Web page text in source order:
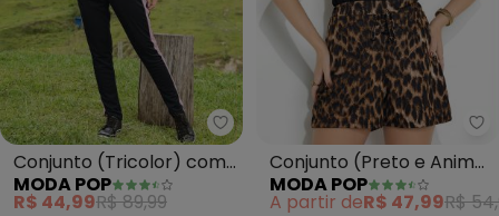
Moda Pop - Conjunto
Conjunto (Tricolor) com
Recortes
MODA POP
R$ 44,99R$ 89,99
Conjunto (Preto e Animal
Print) Regata e Short
MODA POP
A partir deR$ 47,99R$